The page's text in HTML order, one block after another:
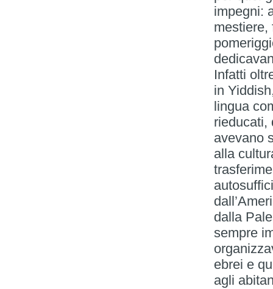
impegni:
mestiere,
Infatti
in
lingua
rieducati,
avevano
alla
dalla
sempre
ebrei e
agli